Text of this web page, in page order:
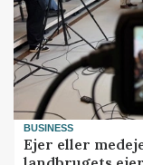
BUSINESS
Ejer eller